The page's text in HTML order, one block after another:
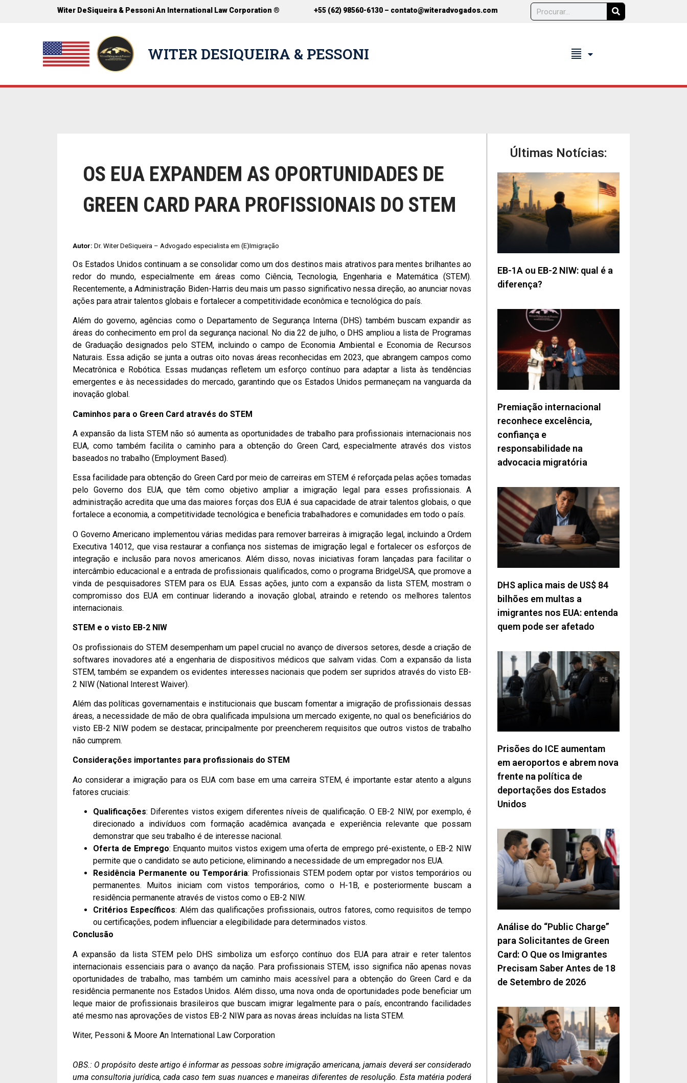
Witer DeSiqueira & Pessoni An International Law Corporation ® +55 (62) 98560-6130 – contato@witeradvogados.com
WITER DESIQUEIRA & PESSONI format_align_justify
OS EUA EXPANDEM AS OPORTUNIDADES DE
GREEN CARD PARA PROFISSIONAIS DO STEM
Autor: Dr. Witer DeSiqueira – Advogado especialista em (E)Imigração
Os Estados Unidos continuam a se consolidar como um dos destinos mais atrativos para mentes brilhantes ao
redor do mundo, especialmente em áreas como Ciência, Tecnologia, Engenharia e Matemática (STEM).
Recentemente, a Administração Biden-Harris deu mais um passo significativo nessa direção, ao anunciar novas
ações para atrair talentos globais e fortalecer a competitividade econômica e tecnológica do país.
Além do governo, agências como o Departamento de Segurança Interna (DHS) também buscam expandir as
áreas do conhecimento em prol da segurança nacional. No dia 22 de julho, o DHS ampliou a lista de Programas
de Graduação designados pelo STEM, incluindo o campo de Economia Ambiental e Economia de Recursos
Naturais. Essa adição se junta a outras oito novas áreas reconhecidas em 2023, que abrangem campos como
Mecatrônica e Robótica. Essas mudanças refletem um esforço contínuo para adaptar a lista às tendências
emergentes e às necessidades do mercado, garantindo que os Estados Unidos permaneçam na vanguarda da
inovação global.
Caminhos para o Green Card através do STEM
A expansão da lista STEM não só aumenta as oportunidades de trabalho para profissionais internacionais nos
EUA, como também facilita o caminho para a obtenção do Green Card, especialmente através dos vistos
baseados no trabalho (Employment Based).
Essa facilidade para obtenção do Green Card por meio de carreiras em STEM é reforçada pelas ações tomadas
pelo Governo dos EUA, que têm como objetivo ampliar a imigração legal para esses profissionais. A
administração acredita que uma das maiores forças dos EUA é sua capacidade de atrair talentos globais, o que
fortalece a economia, a competitividade tecnológica e beneficia trabalhadores e comunidades em todo o país.
O Governo Americano implementou várias medidas para remover barreiras à imigração legal, incluindo a Ordem
Executiva 14012, que visa restaurar a confiança nos sistemas de imigração legal e fortalecer os esforços de
integração e inclusão para novos americanos. Além disso, novas iniciativas foram lançadas para facilitar o
intercâmbio educacional e a entrada de profissionais qualificados, como o programa BridgeUSA, que promove a
vinda de pesquisadores STEM para os EUA. Essas ações, junto com a expansão da lista STEM, mostram o
compromisso dos EUA em continuar liderando a inovação global, atraindo e retendo os melhores talentos
internacionais.
STEM e o visto EB-2 NIW
Os profissionais do STEM desempenham um papel crucial no avanço de diversos setores, desde a criação de
softwares inovadores até a engenharia de dispositivos médicos que salvam vidas. Com a expansão da lista
STEM, também se expandem os evidentes interesses nacionais que podem ser supridos através do visto EB-
2 NIW (National Interest Waiver).
Além das políticas governamentais e institucionais que buscam fomentar a imigração de profissionais dessas
áreas, a necessidade de mão de obra qualificada impulsiona um mercado exigente, no qual os beneficiários do
visto EB-2 NIW podem se destacar, principalmente por preencherem requisitos que outros vistos de trabalho
não cumprem.
Considerações importantes para profissionais do STEM
Ao considerar a imigração para os EUA com base em uma carreira STEM, é importante estar atento a alguns
fatores cruciais:
Qualificações: Diferentes vistos exigem diferentes níveis de qualificação. O EB-2 NIW, por exemplo, é
direcionado a indivíduos com formação acadêmica avançada e experiência relevante que possam
demonstrar que seu trabalho é de interesse nacional.
Oferta de Emprego: Enquanto muitos vistos exigem uma oferta de emprego pré-existente, o EB-2 NIW
permite que o candidato se auto peticione, eliminando a necessidade de um empregador nos EUA.
Residência Permanente ou Temporária: Profissionais STEM podem optar por vistos temporários ou
permanentes. Muitos iniciam com vistos temporários, como o H-1B, e posteriormente buscam a
residência permanente através de vistos como o EB-2 NIW.
Critérios Específicos: Além das qualificações profissionais, outros fatores, como requisitos de tempo
ou certificações, podem influenciar a elegibilidade para determinados vistos.
Conclusão
A expansão da lista STEM pelo DHS simboliza um esforço contínuo dos EUA para atrair e reter talentos
internacionais essenciais para o avanço da nação. Para profissionais STEM, isso significa não apenas novas
oportunidades de trabalho, mas também um caminho mais acessível para a obtenção do Green Card e da
residência permanente nos Estados Unidos. Além disso, uma nova onda de oportunidades pode beneficiar um
leque maior de profissionais brasileiros que buscam imigrar legalmente para o país, encontrando facilidades
até mesmo nas aprovações de vistos EB-2 NIW para as novas áreas incluídas na lista STEM.
Witer, Pessoni & Moore An International Law Corporation
OBS.: O propósito deste artigo é informar as pessoas sobre imigração americana, jamais deverá ser considerado
uma consultoria jurídica, cada caso tem suas nuances e maneiras diferentes de resolução. Esta matéria poderá
Últimas Notícias:
EB-1A ou EB-2 NIW: qual é a
diferença?
Premiação internacional
reconhece excelência,
confiança e
responsabilidade na
advocacia migratória
DHS aplica mais de US$ 84
bilhões em multas a
imigrantes nos EUA: entenda
quem pode ser afetado
Prisões do ICE aumentam
em aeroportos e abrem nova
frente na política de
deportações dos Estados
Unidos
Análise do “Public Charge”
para Solicitantes de Green
Card: O Que os Imigrantes
Precisam Saber Antes de 18
de Setembro de 2026